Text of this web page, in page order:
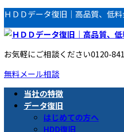
コ
ン
テ
ン
ツ
へ
ス
ナ
ビ
ゲ
ー
シ
ョ
ン
ＨＤＤデータ復旧｜高品質、低
お気軽にご相談ください0120-
無料メール相談
当社の特徴
データ復旧
はじめての方へ
HDD復旧